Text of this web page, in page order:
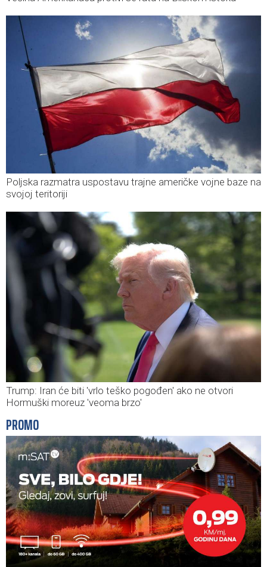
Poljska razmatra uspostavu trajne američke vojne baze na
svojoj teritoriji
Trump: Iran će biti 'vrlo teško pogođen' ako ne otvori
Hormuški moreuz 'veoma brzo'
PROMO